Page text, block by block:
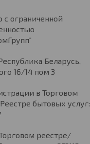
с ограниченной
Беларусь,
16/14 пом 3
в Торговом
бытовых услуг:
реестре/